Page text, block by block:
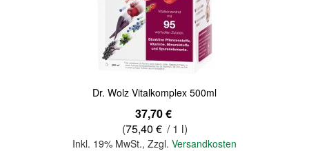
Dr. Wolz Vitalkomplex 500ml
37,70 €
(75,40 € / 1 l)
Inkl. 19% MwSt., Zzgl. Versandkosten